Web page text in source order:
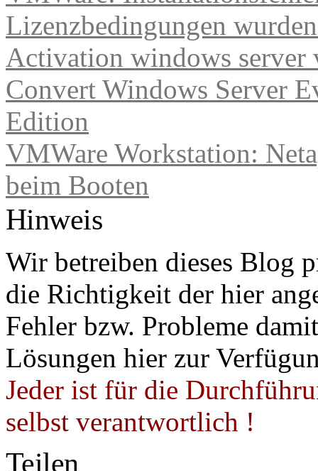
Lizenzbedingungen
Activation windows server
Convert Windows Server
Edition
VMWare Workstation:
beim Booten
Hinweis
Wir betreiben dieses Blog
die Richtigkeit der hier
Fehler bzw. Probleme
Lösungen hier zur
Jeder ist für die
selbst verantwortlich !
Teilen